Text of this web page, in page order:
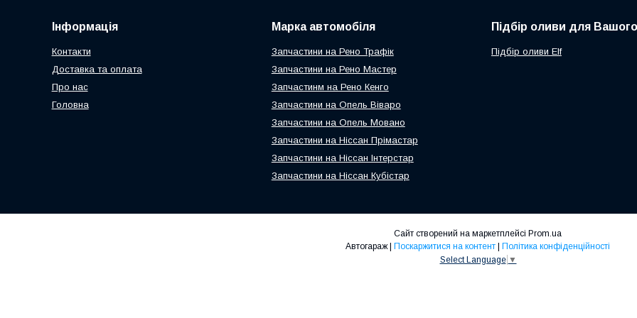
Інформація
Контакти
Доставка та оплата
Про нас
Головна
Марка автомобіля
Запчастини на Рено Трафік
Запчастини на Рено Мастер
Запчастинм на Рено Кенго
Запчастини на Опель Віваро
Запчастини на Опель Мовано
Запчастини на Ніссан Прімастар
Запчастини на Ніссан Інтерстар
Запчастини на Ніссан Кубістар
Підбір оливи для
Підбір оливи Elf
Сайт створений на маркетплейсі Prom.ua
Автогараж | Поскаржитися на контент | Політика конфіденційності
Select Language ▼